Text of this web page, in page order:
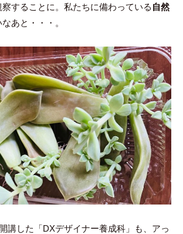
することに。私たちに備わっている 自然
あと・・・。
講した「DXデザイナー養成科」も、アっ